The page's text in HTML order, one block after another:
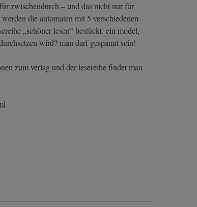
zwischendurch – und das nicht nur für
die automaten mit 5 verschiedenen
„schöner lesen“ bestückt. ein model,
wird? man darf gespannt sein!
zum verlag und der lesereihe findet man